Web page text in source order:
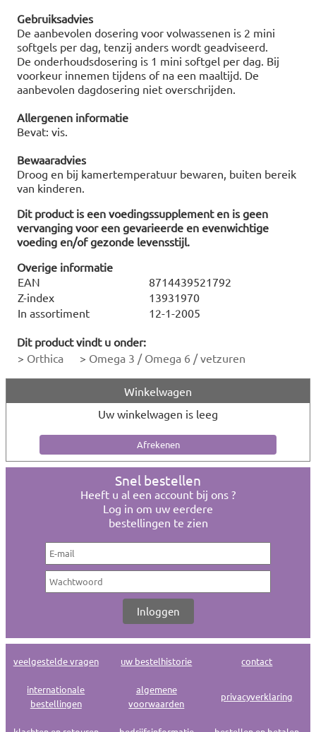
Gebruiksadvies
De aanbevolen dosering voor volwassenen is 2 mini
softgels per dag, tenzij anders wordt geadviseerd.
De onderhoudsdosering is 1 mini softgel per dag. Bij
voorkeur innemen tijdens of na een maaltijd. De
aanbevolen dagdosering niet overschrijden.
Allergenen informatie
Bevat: vis.
Bewaaradvies
Droog en bij kamertemperatuur bewaren, buiten bereik
van kinderen.
Dit product is een voedingssupplement en is geen
vervanging voor een gevarieerde en evenwichtige
voeding en/of gezonde levensstijl.
Overige informatie
EAN
8714439521792
Z-index
13931970
In assortiment
12-1-2005
Dit product vindt u onder:
> Orthica > Omega 3 / Omega 6 / vetzuren
Winkelwagen
Uw winkelwagen is leeg
Snel bestellen
Heeft u al een account bij ons ?
Log in om uw eerdere
bestellingen te zien
veelgestelde vragen uw bestelhistorie contact
internationale
bestellingen
algemene
voorwaarden
privacyverklaring